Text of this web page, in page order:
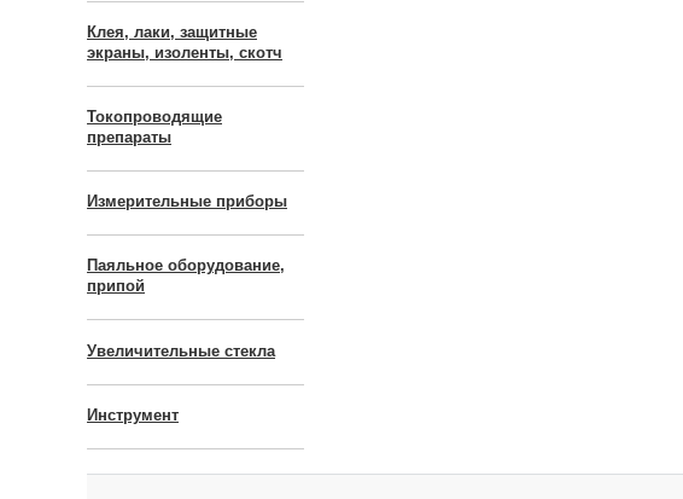
Клея, лаки, защитные
экраны, изоленты, скотч
Токопроводящие
препараты
Измерительные приборы
Паяльное оборудование,
припой
Увеличительные стекла
Инструмент